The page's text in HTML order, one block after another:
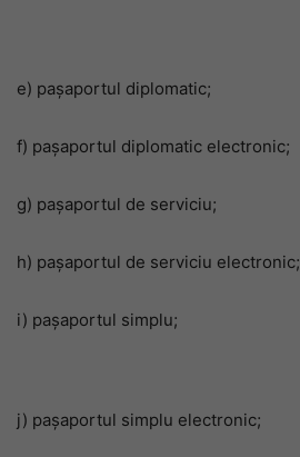
e) pașaportul diplomatic;
f) pașaportul diplomatic electronic;
g) pașaportul de serviciu;
h) pașaportul de serviciu electronic;
i) pașaportul simplu;
j) pașaportul simplu electronic;